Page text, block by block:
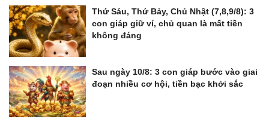
Thứ Sáu, Thứ Bảy, Chủ Nhật (7,8,9/8): 3
con giáp giữ ví, chủ quan là mất tiền
không đáng
Sau ngày 10/8: 3 con giáp bước vào giai
đoạn nhiều cơ hội, tiền bạc khởi sắc